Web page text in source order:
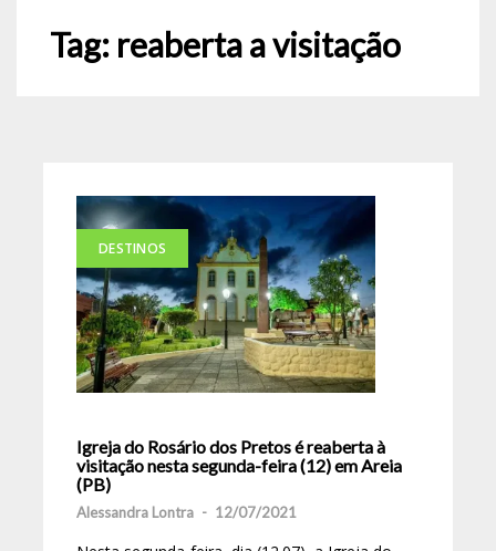
Tag: reaberta a visitação
DESTINOS
Igreja do Rosário dos Pretos é reaberta à
visitação nesta segunda-feira (12) em Areia
(PB)
Alessandra Lontra - 12/07/2021